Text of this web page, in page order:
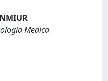
Medica